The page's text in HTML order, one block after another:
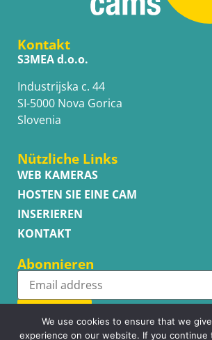
Kontakt
S3MEA d.o.o.
Industrijska c. 44
SI-5000 Nova Gorica
Slovenia
Nützliche Links
WEB KAMERAS
HOSTEN SIE EINE CAM
INSERIEREN
KONTAKT
Abonnieren
Subscribe
We use cookies to ensure that we
experience on our website. If you continue